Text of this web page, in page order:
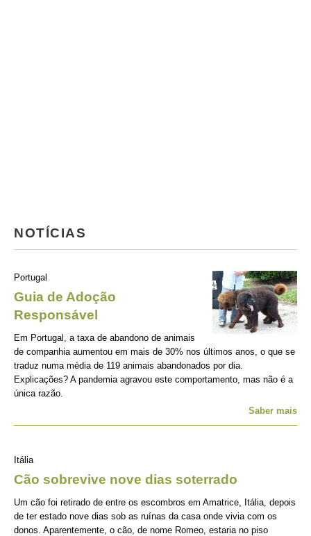
NOTÍCIAS
Portugal
Guia de Adoção
Responsável
Em Portugal, a taxa de abandono de animais
de companhia aumentou em mais de 30% nos últimos anos, o que se
traduz numa média de 119 animais abandonados por dia.
Explicações? A pandemia agravou este comportamento, mas não é a
única razão.
Saber mais
Itália
Cão sobrevive nove dias soterrado
Um cão foi retirado de entre os escombros em Amatrice, Itália, depois
de ter estado nove dias sob as ruínas da casa onde vivia com os
donos. Aparentemente, o cão, de nome Romeo, estaria no piso